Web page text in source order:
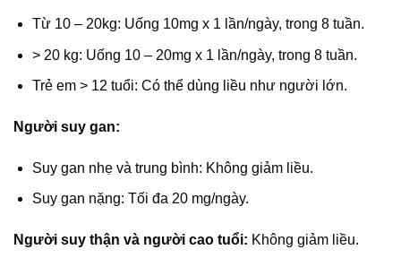
Từ 10 – 20kg: Uống 10mg x 1 lần/ngày, trong 8 tuần.
> 20 kg: Uống 10 – 20mg x 1 lần/ngày, trong 8 tuần.
Trẻ em > 12 tuổi: Có thể dùng liều như người lớn.
Người suy gan:
Suy gan nhẹ và trung bình: Không giảm liều.
Suy gan nặng: Tối đa 20 mg/ngày.
Người suy thận và người cao tuổi: Không giảm liều.